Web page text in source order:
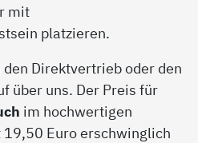
mit
platzieren.
Direktvertrieb oder den
über uns. Der Preis für
im hochwertigen
Euro erschwinglich